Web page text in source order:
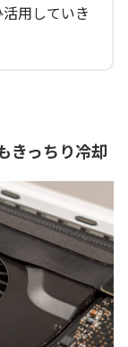
用していき
きっちり冷却